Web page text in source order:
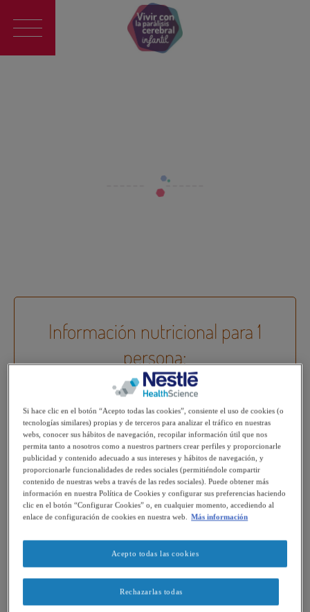
navigation
Información nutricional para 1
persona:
ENERGÍA
480 kcal
PROTEÍNAS
29 gr
FIBRA
0,2 gr
TEXTURA
Fácil masticación
MOMENTO
Si hace clic en el botón “Acepto todas las cookies”, consiente el uso de cookies (o
tecnologías similares) propias y de terceros para analizar el tráfico en nuestras
webs, conocer sus hábitos de navegación, recopilar información útil que nos
permita tanto a nosotros como a nuestros partners crear perfiles y proporcionarle
publicidad y contenido adecuado a sus intereses y hábitos de navegación, y
proporcionarle funcionalidades de redes sociales (permitiéndole compartir
contenido de nuestras webs a través de las redes sociales). Puede obtener más
información en nuestra Política de Cookies y configurar sus preferencias haciendo
clic en el botón “Configurar Cookies” o, en cualquier momento, accediendo al
enlace de configuración de cookies en nuestra web. Más información
Rechazarlas todas
Acepto todas las cookies